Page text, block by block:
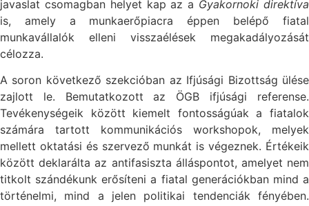
javaslat csomagban helyet kap az a Gyakornoki direktíva
is, amely a munkaerőpiacra éppen belépő fiatal
munkavállalók elleni visszaélések megakadályozását
célozza.
A soron következő szekcióban az Ifjúsági Bizottság ülése
zajlott le. Bemutatkozott az ÖGB ifjúsági referense.
Tevékenységeik között kiemelt fontosságúak a fiatalok
számára tartott kommunikációs workshopok, melyek
mellett oktatási és szervező munkát is végeznek. Értékeik
között deklarálta az antifasiszta álláspontot, amelyet nem
titkolt szándékunk erősíteni a fiatal generációkban mind a
történelmi, mind a jelen politikai tendenciák fényében.